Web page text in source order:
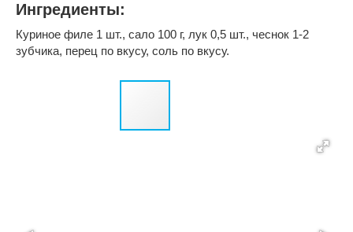
Ингредиенты:
Куриное филе 1 шт., сало 100 г, лук 0,5 шт., чеснок 1-2
зубчика, перец по вкусу, соль по вкусу.